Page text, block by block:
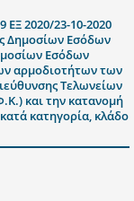
ΕΞ 2020/23-10-2020
Δημοσίων Εσόδων
Εσόδων
αρμοδιοτήτων των
Τελωνείων
και την κατανομή
κατηγορία, κλάδο